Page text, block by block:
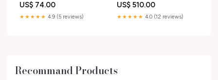
US$ 74.00
★★★★★ 4.9 (5 reviews)
Staafhanddouche en
Geribbelde Afwerkringen -
US$ 510.00
★★★★★ 4.0 (12 reviews)
Recommand Products